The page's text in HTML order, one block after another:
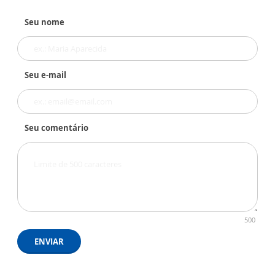
Seu nome
Seu e-mail
Seu comentário
500
ENVIAR